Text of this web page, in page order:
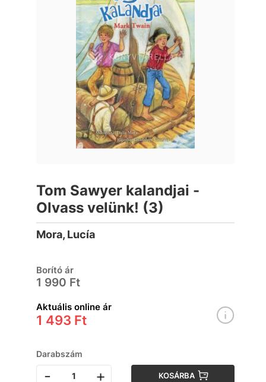
Tom Sawyer kalandjai -
Olvass velünk! (3)
Mora, Lucía
Borító ár
1 990 Ft
Aktuális online ár
1 493 Ft
Darabszám
- + KOSÁRBA